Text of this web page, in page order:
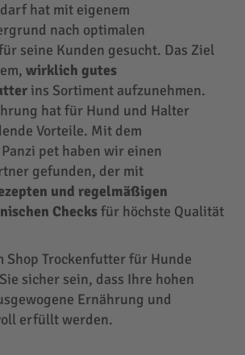
hat mit eigenem
nach optimalen
seine Kunden gesucht. Das Ziel
wirklich gutes
ins Sortiment aufzunehmen.
hat für Hund und Halter
Vorteile. Mit dem
pet haben wir einen
gefunden, der mit
und regelmäßigen
Checksfür höchste Qualität
Shop Trockenfutter für Hunde
sicher sein, dass Ihre hohen
Ernährung und
erfüllt werden.